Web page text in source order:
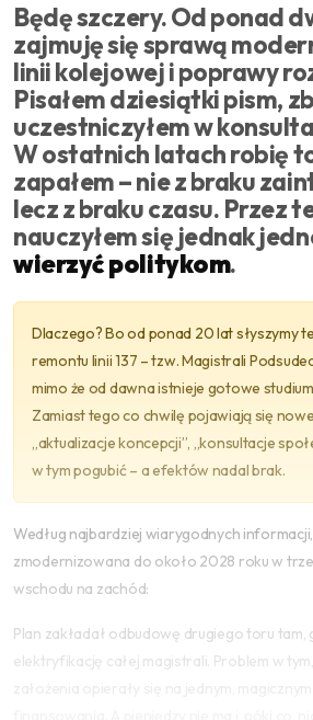
Będę szczery. Od ponad
zajmuję się sprawą
linii kolejowej i poprawy
Pisałem dziesiątki pism,
uczestniczyłem w
W ostatnich latach robię
zapałem – nie z braku
lecz z braku czasu. Przez
nauczyłem się jednak
wierzyć politykom.
Dlaczego? Bo od ponad 20 lat słyszymy
remontu linii 137 – tzw. Magistrali
mimo że od dawna istnieje gotowe
Zamiast tego co chwilę pojawiają się
„aktualizacje koncepcji”, „konsultacje
w tym pogubić – a efektów nadal brak.
Według najbardziej wiarygodnych informacji,
zmodernizowana do około 2028 roku w
wschodu na zachód:
Plan zakładał odbudowę drugiego toru tam,
elektryfikację całej magistrali. Problem w